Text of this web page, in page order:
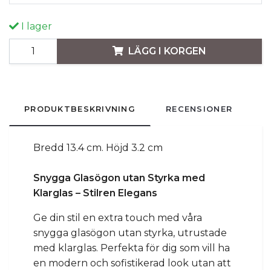
I lager
LÄGG I KORGEN
PRODUKTBESKRIVNING RECENSIONER
Bredd 13.4 cm. Höjd 3.2 cm
Snygga Glasögon utan Styrka med
Klarglas – Stilren Elegans
Ge din stil en extra touch med våra
snygga glasögon utan styrka, utrustade
med klarglas. Perfekta för dig som vill ha
en modern och sofistikerad look utan att